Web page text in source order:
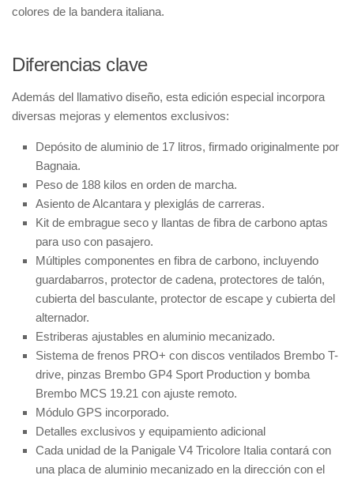
colores de la bandera italiana.
Diferencias clave
Además del llamativo diseño, esta edición especial incorpora
diversas mejoras y elementos exclusivos:
Depósito de aluminio de 17 litros, firmado originalmente por
Bagnaia.
Peso de 188 kilos en orden de marcha.
Asiento de Alcantara y plexiglás de carreras.
Kit de embrague seco y llantas de fibra de carbono aptas
para uso con pasajero.
Múltiples componentes en fibra de carbono, incluyendo
guardabarros, protector de cadena, protectores de talón,
cubierta del basculante, protector de escape y cubierta del
alternador.
Estriberas ajustables en aluminio mecanizado.
Sistema de frenos PRO+ con discos ventilados Brembo T-
drive, pinzas Brembo GP4 Sport Production y bomba
Brembo MCS 19.21 con ajuste remoto.
Módulo GPS incorporado.
Detalles exclusivos y equipamiento adicional
Cada unidad de la Panigale V4 Tricolore Italia contará con
una placa de aluminio mecanizado en la dirección con el